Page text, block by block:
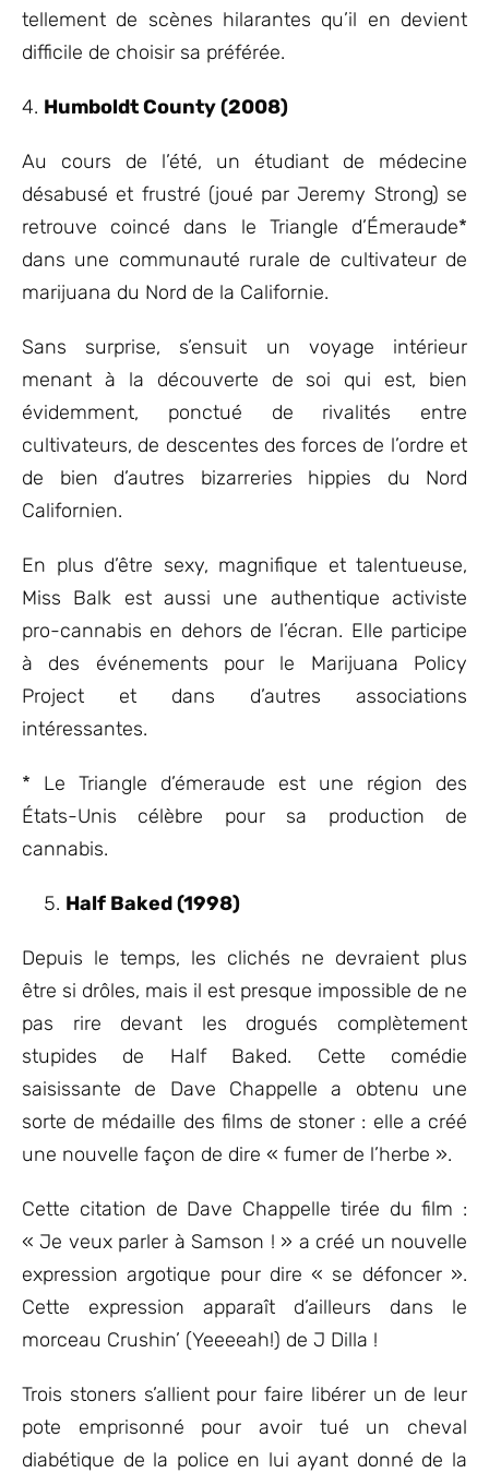
tellement de scènes hilarantes qu’il en devient
difficile de choisir sa préférée.
4. Humboldt County (2008)
Au cours de l’été, un étudiant de médecine
désabusé et frustré (joué par Jeremy Strong) se
retrouve coincé dans le Triangle d’Émeraude*
dans une communauté rurale de cultivateur de
marijuana du Nord de la Californie.
Sans surprise, s’ensuit un voyage intérieur
menant à la découverte de soi qui est, bien
évidemment, ponctué de rivalités entre
cultivateurs, de descentes des forces de l’ordre et
de bien d’autres bizarreries hippies du Nord
Californien.
En plus d’être sexy, magnifique et talentueuse,
Miss Balk est aussi une authentique activiste
pro-cannabis en dehors de l’écran. Elle participe
à des événements pour le Marijuana Policy
Project et dans d’autres associations
intéressantes.
* Le Triangle d’émeraude est une région des
États-Unis célèbre pour sa production de
cannabis.
Half Baked (1998)
Depuis le temps, les clichés ne devraient plus
être si drôles, mais il est presque impossible de ne
pas rire devant les drogués complètement
stupides de Half Baked. Cette comédie
saisissante de Dave Chappelle a obtenu une
sorte de médaille des films de stoner : elle a créé
une nouvelle façon de dire « fumer de l’herbe ».
Cette citation de Dave Chappelle tirée du film :
« Je veux parler à Samson ! » a créé un nouvelle
expression argotique pour dire « se défoncer ».
Cette expression apparaît d’ailleurs dans le
morceau Crushin’ (Yeeeeah!) de J Dilla !
Trois stoners s’allient pour faire libérer un de leur
pote emprisonné pour avoir tué un cheval
diabétique de la police en lui ayant donné de la